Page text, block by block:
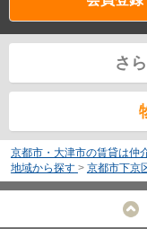
さ
京都市・大津市の賃貸は仲
地域から探す > 京都市下京